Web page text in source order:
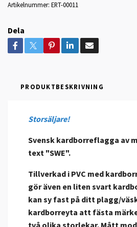
Artikelnummer: ERT-00011
Dela
PRODUKTBESKRIVNING
Storsäljare!
Svensk kardborreflagga av
text "SWE".
Tillverkad i PVC med
gör även en liten svart
kan sy fast på ditt plagg/
kardborreyta att fästa